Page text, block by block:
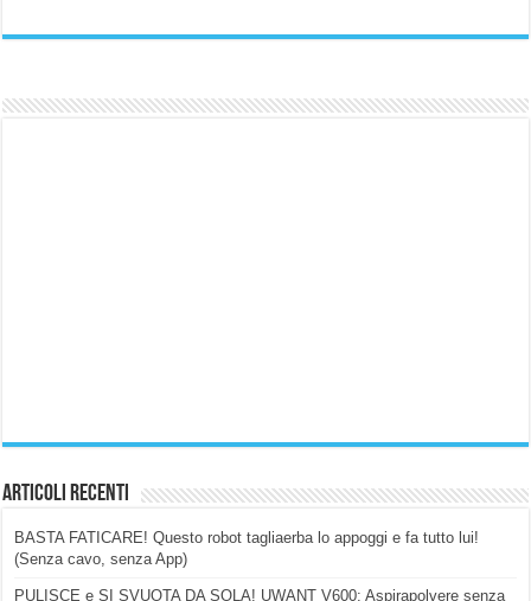
Articoli Recenti
BASTA FATICARE! Questo robot tagliaerba lo appoggi e fa tutto lui!
(Senza cavo, senza App)
PULISCE e SI SVUOTA DA SOLA! UWANT V600: Aspirapolvere senza